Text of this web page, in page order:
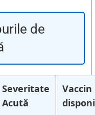
de
Severitate
Acută
Vaccin